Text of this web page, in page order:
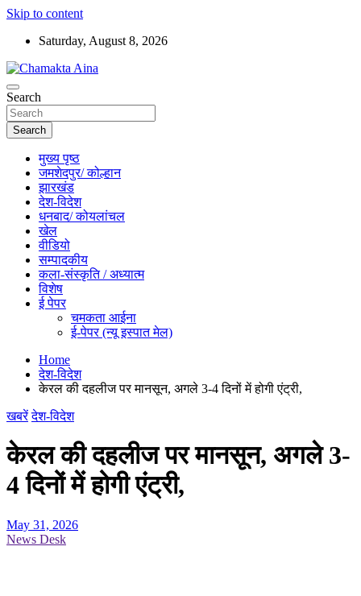
Skip to content
Saturday, August 8, 2026
Chamakta Aina
Hindi News Paper – Jharkhand
Search
Search
मुख्य पृष्ठ
जमशेदपुर/ कोल्हान
झारखंड
देश-विदेश
धनबाद/ कोयलांचल
खेल
वीडियो
सम्पादकीय
कला-संस्कृति / अध्यात्म
विशेष
ई पेपर
चमकता आईना
ई-पेपर (न्यू इस्पात मेल)
Home
देश-विदेश
केरल की दहलीज पर मानसून, अगले 3-4 दिनों में होगी एंट्री,
खबरें देश-विदेश
केरल की दहलीज पर मानसून, अगले 3-
4 दिनों में होगी एंट्री,
May 31, 2026
News Desk